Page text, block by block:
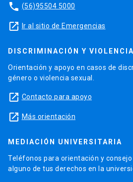
phone (56)95504 5000
launch Ir al sitio de Emergencias
DISCRIMINACIÓN Y VIOLENCIA
Orientación y apoyo en casos de
género o violencia sexual.
launch Contacto para apoyo
launch Más orientación
MEDIACIÓN UNIVERSITARIA
Teléfonos para orientación y
alguno de tus derechos en la